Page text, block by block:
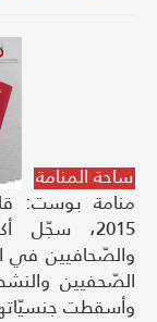
ساحة المنامة
منامة بوست:
2015، سجّل
والصّحافيين في
الصّحفيين
وأسقطت